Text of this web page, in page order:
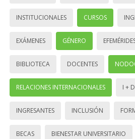
INSTITUCIONALES CURSOS
EXÁMENES GÉNERO
BIBLIOTECA DOCENTES
RELACIONES INTERNACIONALES I + D
INGRESANTES INCLUSIÓN
BECAS BIENESTAR UNIVERSITARIO